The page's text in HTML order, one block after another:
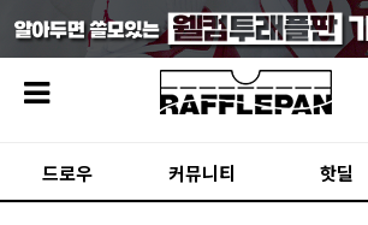
드로우 커뮤니티 핫딜